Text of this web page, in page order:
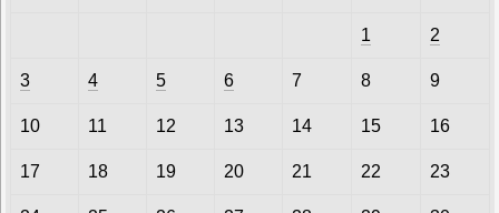
1 2
3 4 5 6 7 8 9
10 11 12 13 14 15 16
17 18 19 20 21 22 23